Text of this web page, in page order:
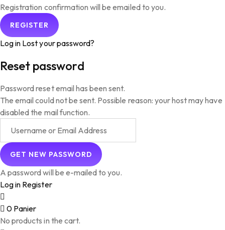
Registration confirmation will be emailed to you.
Log in Lost your password?
Reset password
Password reset email has been sent.
The email could not be sent. Possible reason: your host may have
disabled the mail function.
A password will be e-mailed to you.
Log in Register
0 Panier
No products in the cart.